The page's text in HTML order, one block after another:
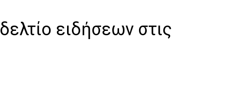
ειδήσεων στις